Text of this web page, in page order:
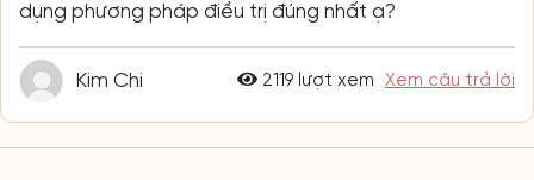
dụng phương pháp điều trị đúng nhất ạ?
Kim Chi 2119 lượt xem Xem câu trả lời